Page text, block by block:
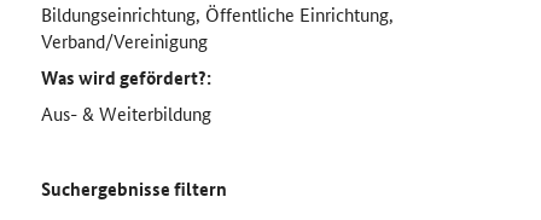
Bildungseinrichtung, Öffentliche Einrichtung,
Verband/Vereinigung
Was wird gefördert?:
Aus- & Weiterbildung
Suchergebnisse filtern